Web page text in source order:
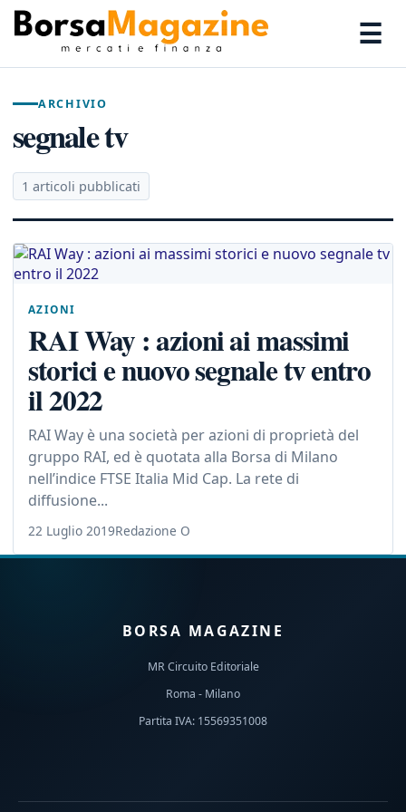
☰
ARCHIVIO
segnale tv
1 articoli pubblicati
AZIONI
RAI Way : azioni ai massimi
storici e nuovo segnale tv entro
il 2022
RAI Way è una società per azioni di proprietà del
gruppo RAI, ed è quotata alla Borsa di Milano
nell’indice FTSE Italia Mid Cap. La rete di
diffusione...
22 Luglio 2019Redazione O
BORSA MAGAZINE
MR Circuito Editoriale
Roma - Milano
Partita IVA: 15569351008